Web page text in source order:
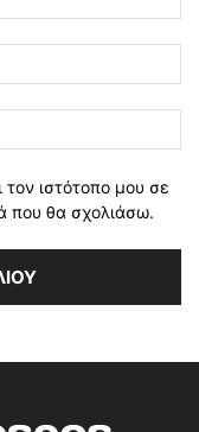
ιστότοπο μου σε
που θα σχολιάσω.